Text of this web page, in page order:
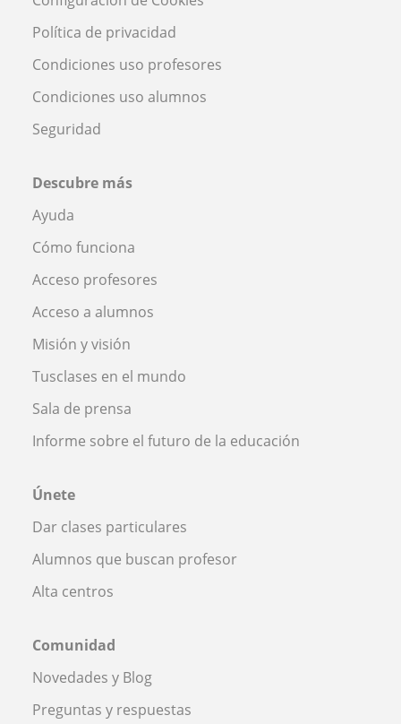
Política de privacidad
Condiciones uso profesores
Condiciones uso alumnos
Seguridad
Descubre más
Ayuda
Cómo funciona
Acceso profesores
Acceso a alumnos
Misión y visión
Tusclases en el mundo
Sala de prensa
Informe sobre el futuro de la educación
Únete
Dar clases particulares
Alumnos que buscan profesor
Alta centros
Comunidad
Novedades y Blog
Preguntas y respuestas